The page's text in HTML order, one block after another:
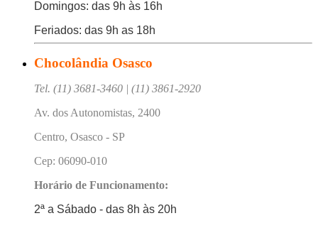
Domingos: das 9h às 16h
Feriados: das 9h as 18h
Chocolândia Osasco
Tel. (11) 3681-3460 | (11) 3861-2920
Av. dos Autonomistas, 2400
Centro, Osasco - SP
Cep: 06090-010
Horário de Funcionamento:
2ª a Sábado - das 8h às 20h